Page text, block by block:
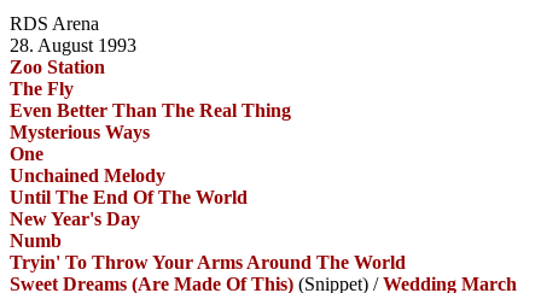
RDS Arena
28. August 1993
Zoo Station
The Fly
Even Better Than The Real Thing
Mysterious Ways
One
Unchained Melody
Until The End Of The World
New Year's Day
Numb
Tryin' To Throw Your Arms Around The World
Sweet Dreams (Are Made Of This) (Snippet) /Wedding March